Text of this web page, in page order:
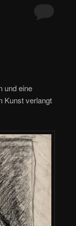
und eine
Kunst verlangt